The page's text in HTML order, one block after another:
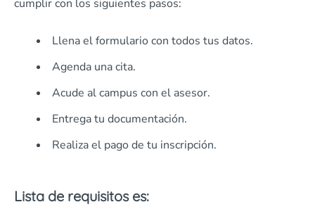
cumplir con los siguientes pasos:
Llena el formulario con todos tus datos.
Agenda una cita.
Acude al campus con el asesor.
Entrega tu documentación.
Realiza el pago de tu inscripción.
Lista de requisitos es: